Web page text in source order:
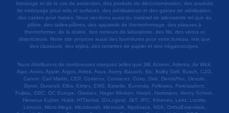
brossage et de la cire de protection, des produits de décontamination, des produits
de nettoyage pour sols et surfaces, des stérilisateurs et des gaines de stérilisation,
des cardes pour fraises. Nous vendons aussi du matériel de laboratoire tel que du
plâtre, des tailles-plâtres, des appareils de thermoformage, des plaques à
thermoformer, de la résine, des moteurs de laboratoire, des fils, des vérins et
disjoncteurs. Notre site propose aussi des fournitures pour votre bureau, tels que
des classeurs, des stylos, des ramettes de papier et des négatoscopes.
Nous distribuons de nombreuses marques telles que 3M, Acteon, Adenta, Air Wick,
Ajax, Anios, Apple, Argos, Astek, Asus, Avery, Bausch, Bic, Bulky Soft, Busch, C2G,
Canon, Carl Martin, CEP, Cominox, Contacez, Coxo, Deb, DentaFloc, Devolo,
Dymo, Duracell, Elba, Elmex, EMS, Esselte, Euronda, Fellowes, Forestadent,
Fujitsu, GBC, GC Europe, Glassex, Hager Werken, Harpic, Hartmann, Henry Schein,
Heraeus Kulzer, Hubit, HTDental, ID-Logical, J&T, JPC, Kleenex, Leitz, Loctite,
Lenovo, Micro-Mega, Microbrush, Microsoft, Myobrace, NSK, OrthoEssentials,